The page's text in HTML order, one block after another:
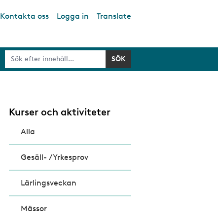
Kontakta oss Logga in Translate
Kurser och aktiviteter
Alla
Gesäll- /Yrkesprov
Lärlingsveckan
Mässor